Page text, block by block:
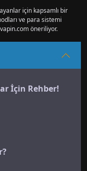
için kapsamlı bir
ve para sistemi
öneriliyor.
İçin Rehber!